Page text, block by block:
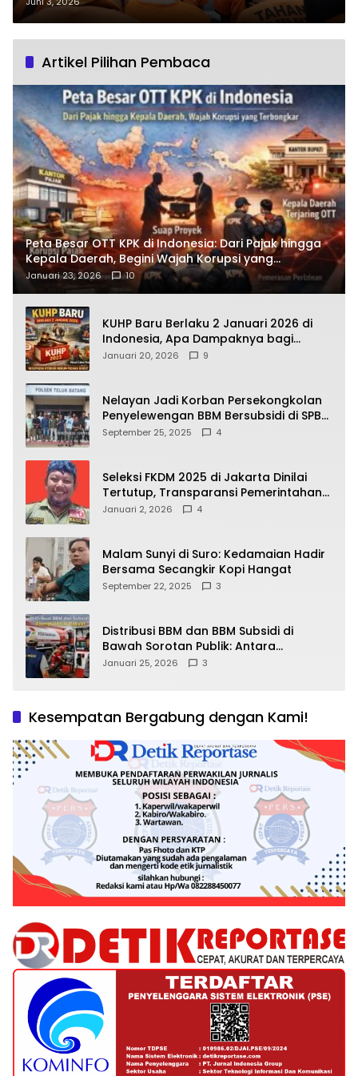
Mampukah Menekan Peredaran
Artikel Pilihan Pembaca
Peta Besar OTT KPK di Indonesia: Dari Pajak hingga
Kepala Daerah, Begini Wajah Korupsi yang
Terbongkar
Januari 23, 2026 10
KUHP Baru Berlaku 2 Januari 2026 di
Indonesia, Apa Dampaknya bagi
Kehidupan Warga? Ini Aturan Kunci
Januari 20, 2026 9
Nelayan Jadi Korban Persekongkolan
Penyelewengan BBM Bersubsidi di SPBU
64.78809 Teluk Batang
September 25, 2025 4
Seleksi FKDM 2025 di Jakarta Dinilai
Tertutup, Transparansi Pemerintahan
Pramono–Rano Dipertanyakan
Januari 2, 2026 4
Malam Sunyi di Suro: Kedamaian Hadir
Bersama Secangkir Kopi Hangat
September 22, 2025 3
Distribusi BBM dan BBM Subsidi di
Bawah Sorotan Publik: Antara
Kepentingan Negara, Hak Konsumen,
Januari 25, 2026 3
Kesempatan Bergabung dengan Kami!